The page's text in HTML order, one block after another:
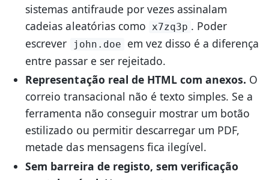
sistemas antifraude por vezes assinalam
cadeias aleatórias como
x7zq3p . Poder
escrever
john.doe
em vez disso é a diferença
entre passar e ser rejeitado.
Representação real de HTML com anexos. O
correio transacional não é texto simples. Se a
ferramenta não conseguir mostrar um botão
estilizado ou permitir descarregar um PDF,
metade das mensagens fica ilegível.
Sem barreira de registo, sem verificação